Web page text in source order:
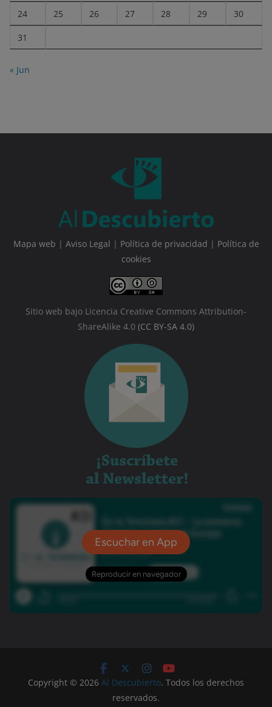
24 25 26 27 28 29 30
31
« Jun
Mapa web | Aviso Legal | Política de privacidad | Política de
cookies
Sitio web bajo Licencia Creative Commons Attribution-
ShareAlike 4.0 (CC BY-SA 4.0)
Copyright © 2026 Al Descubierto. Todos los derechos
reservados.